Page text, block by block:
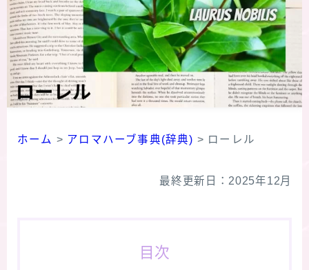
公式ウェブサイト『Botanical Study』
Cジャスミン瑠璃地楽の主な活動先リンク集
プロフィール
ホーム > アロマハーブ事典(辞典) > ローレル
最終更新日：2025年12月
目次